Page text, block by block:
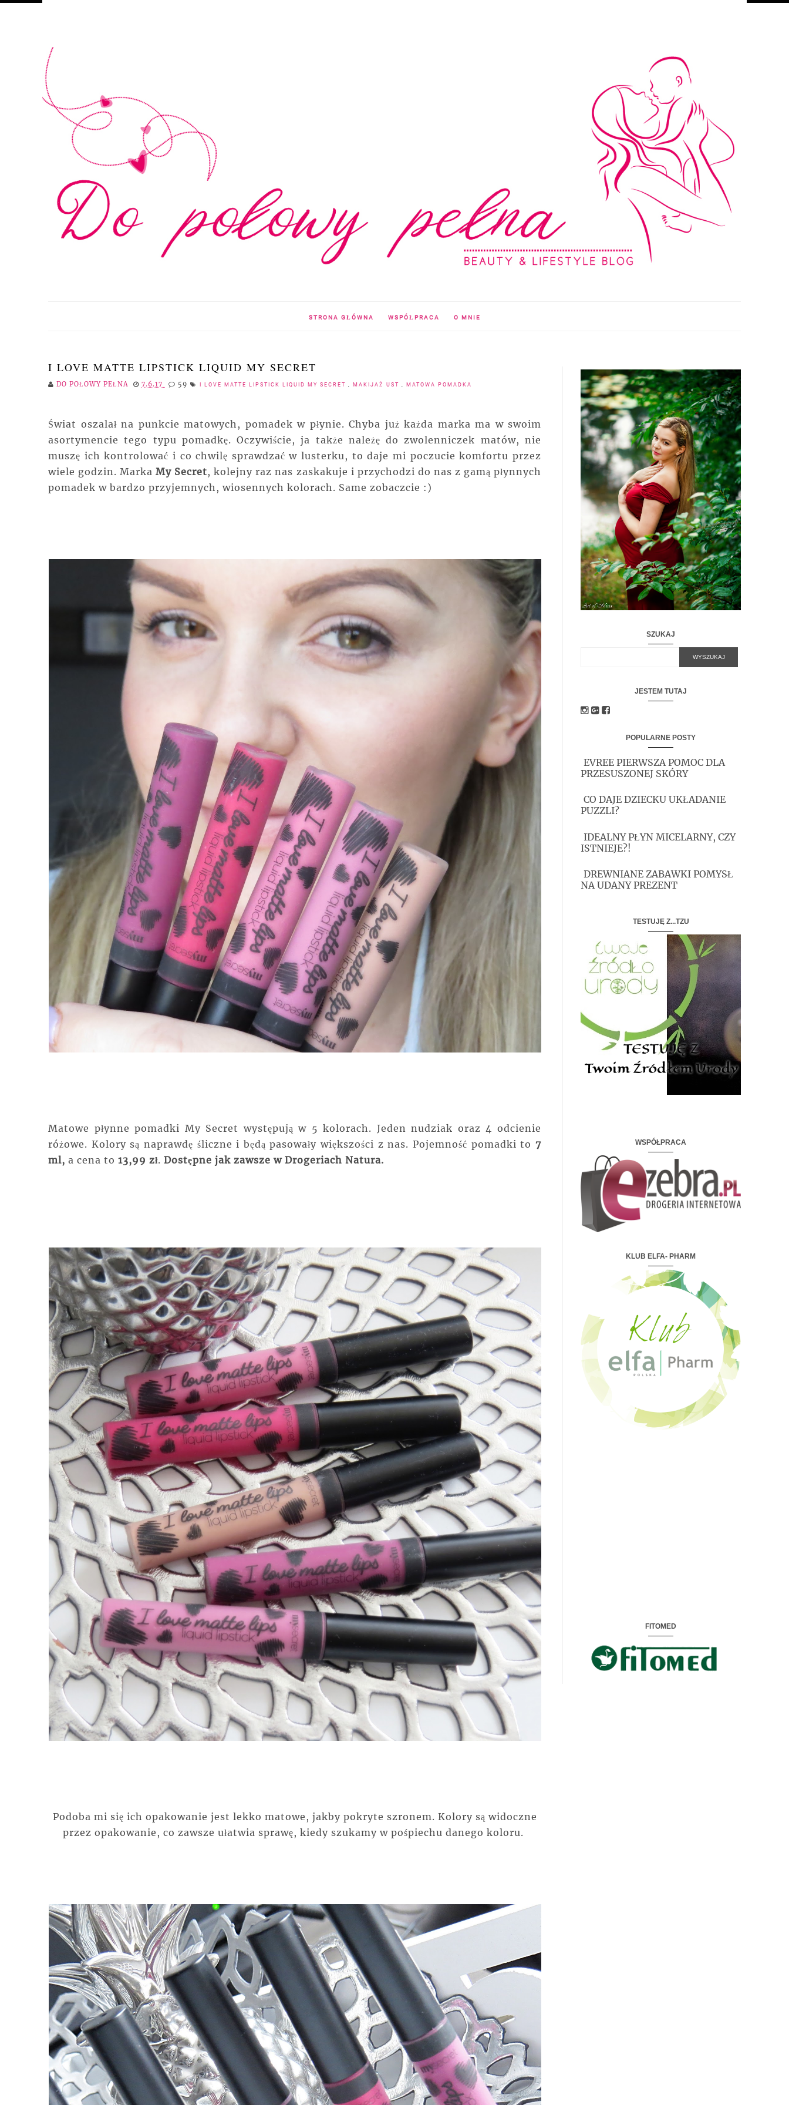
STRONA GŁÓWNA WSPÓŁPRACA O MNIE
I LOVE MATTE LIPSTICK LIQUID MY SECRET
DO POŁOWY PEŁNA 7.6.17 59 I LOVE MATTE LIPSTICK LIQUID MY SECRET , MAKIJAŻ UST , MATOWA POMADKA
Świat oszalał na punkcie matowych, pomadek w płynie. Chyba już każda marka ma w swoim
asortymencie tego typu pomadkę. Oczywiście, ja także należę do zwolenniczek matów, nie
muszę ich kontrolować i co chwilę sprawdzać w lusterku, to daje mi poczucie komfortu przez
wiele godzin. MarkaMy Secret, kolejny raz nas zaskakuje i przychodzi do nas z gamą płynnych
pomadek w bardzo przyjemnych, wiosennych kolorach. Same zobaczcie :)
Matowe płynne pomadki My Secret występują w 5 kolorach. Jeden nudziak oraz 4 odcienie
różowe. Kolory są naprawdę śliczne i będą pasowały większości z nas. Pojemność pomadki to 7
ml, a cena to 13,99 zł. Dostępne jak zawsze w Drogeriach Natura.
Podoba mi się ich opakowanie jest lekko matowe, jakby pokryte szronem. Kolory są widoczne
przez opakowanie, co zawsze ułatwia sprawę, kiedy szukamy w pośpiechu danego koloru.
SZUKAJ
JESTEM TUTAJ
POPULARNE POSTY
EVREE PIERWSZA POMOC DLA
PRZESUSZONEJ SKÓRY
CO DAJE DZIECKU UKŁADANIE
PUZZLI?
IDEALNY PŁYN MICELARNY, CZY
ISTNIEJE?!
DREWNIANE ZABAWKI POMYSŁ
NA UDANY PREZENT
TESTUJĘ Z...TZU
WSPÓŁPRACA
KLUB ELFA- PHARM
FITOMED